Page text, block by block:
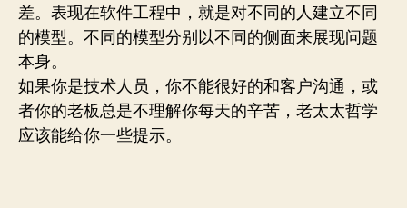
差。表现在软件工程中，就是对不同的人建立不同
的模型。不同的模型分别以不同的侧面来展现问题
本身。
如果你是技术人员，你不能很好的和客户沟通，或
者你的老板总是不理解你每天的辛苦，老太太哲学
应该能给你一些提示。